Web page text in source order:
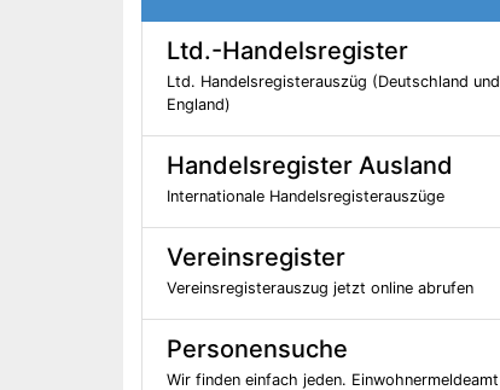
Ltd.-Handelsregister
Ltd. Handelsregisterauszüg (Deutschland und
England)
Handelsregister Ausland
Internationale Handelsregisterauszüge
Vereinsregister
Vereinsregisterauszug jetzt online abrufen
Personensuche
Wir finden einfach jeden. Einwohnermeldeamt